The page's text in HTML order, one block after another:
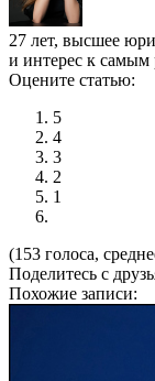
27 лет, высшее
и интерес к самым
Оцените статью:
5
4
3
2
1
(153 голоса,
Поделитесь с
Похожие записи: